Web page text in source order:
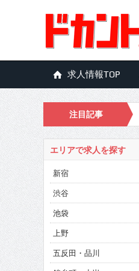
求人情報TOP
注目記事
エリアで求人を探す
新宿
渋谷
池袋
上野
五反田・品川